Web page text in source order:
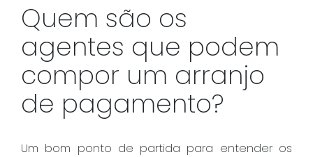
Quem são os
agentes que podem
compor um arranjo
de pagamento?
Um bom ponto de partida para entender os